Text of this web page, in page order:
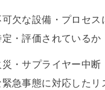
欠な設備・プロセス
・評価されているか
・サプライヤー中
急事態に対応したリ